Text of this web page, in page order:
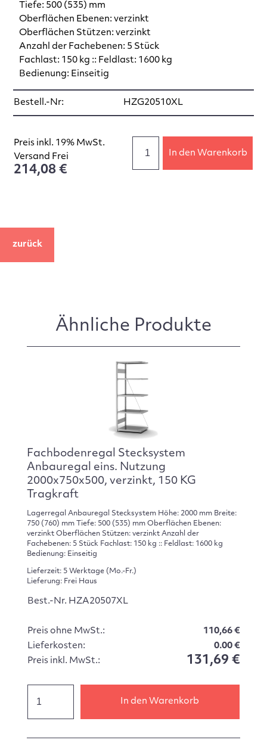
Tiefe: 500 (535) mm
Oberflächen Ebenen: verzinkt
Oberflächen Stützen: verzinkt
Anzahl der Fachebenen: 5 Stück
Fachlast: 150 kg :: Feldlast: 1600 kg
Bedienung: Einseitig
Bestell.-Nr: HZG20510XL
Preis inkl. 19% MwSt.
Versand Frei
214,08 €
In den Warenkorb
zurück
Ähnliche Produkte
Fachbodenregal Stecksystem
Anbauregal eins. Nutzung
2000x750x500, verzinkt, 150 KG
Tragkraft
Lagerregal Anbauregal Stecksystem Höhe: 2000 mm Breite:
750 (760) mm Tiefe: 500 (535) mm Oberflächen Ebenen:
verzinkt Oberflächen Stützen: verzinkt Anzahl der
Fachebenen: 5 Stück Fachlast: 150 kg :: Feldlast: 1600 kg
Bedienung: Einseitig
Lieferzeit: 5 Werktage (Mo.-Fr.)
Lieferung: Frei Haus
Best.-Nr. HZA20507XL
Preis ohne MwSt.:
110,66 €
Lieferkosten:
0.00 €
Preis inkl. MwSt.:
131,69 €
In den Warenkorb